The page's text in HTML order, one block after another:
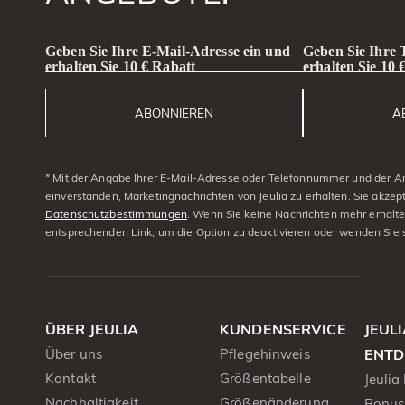
Geben Sie Ihre E-Mail-Adresse ein und
erhalten Sie 10 € Rabatt
ABONNIEREN
Geben Sie Ihre
erhalten Sie 10
* Mit der Angabe Ihrer E-Mail-Adresse oder Telefonnummer und der
einverstanden, Marketingnachrichten von Jeulia zu erhalten. Sie
Datenschutzbestimmungen. Wenn Sie keine Nachrichten mehr
entsprechenden Link, um die Option zu deaktivieren oder wenden Sie
ÜBER JEULIA
Über uns
Kontakt
KUNDENSERVICE
Pflegehinweis
Größentabelle
Jeulia